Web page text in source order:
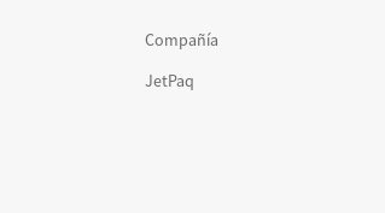
Compañía
JetPaq